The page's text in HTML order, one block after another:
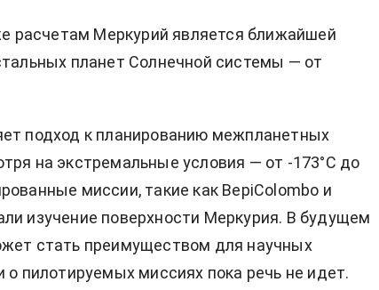
расчетам Меркурий является ближайшей
планет Солнечной системы — от
подход к планированию межпланетных
на экстремальные условия — от -173°C до
миссии, такие как BepiColombo и
изучение поверхности Меркурия. В будущем
стать преимуществом для научных
о пилотируемых миссиях пока речь не идет.